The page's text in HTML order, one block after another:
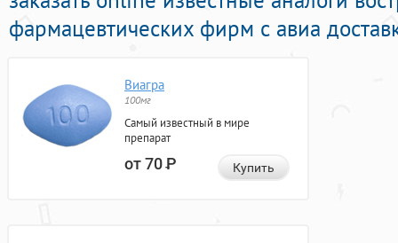
фармацевтических фирм с авиа
Виагра
100мг
Самый известный в мире
препарат
от 70Р Купить